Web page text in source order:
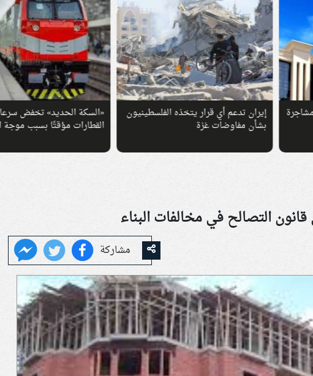
إيران تدعم أي قرار يتخذه الفلسطينيون
بشأن مفاوضات غزة
«السكة الحديد» تخفض سرعات
القطارات مؤقتًا بسبب موجة الحر
التصالح في مخالفات البناء
مشاركة